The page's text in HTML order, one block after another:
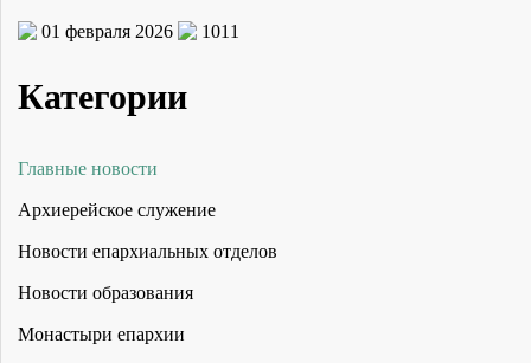
01 февраля 2026 1011
Категории
Главные новости
Архиерейское служение
Новости епархиальных отделов
Новости образования
Монастыри епархии